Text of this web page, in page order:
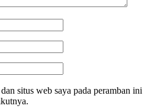
situs web saya pada peramban ini